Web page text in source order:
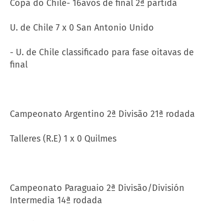
Copa do Chile- 16avos de final 2ª partida
U. de Chile 7 x 0 San Antonio Unido
- U. de Chile classificado para fase oitavas de
final
Campeonato Argentino 2ª Divisão 21ª rodada
Talleres (R.E) 1 x 0 Quilmes
Campeonato Paraguaio 2ª Divisão/División
Intermedia 14ª rodada